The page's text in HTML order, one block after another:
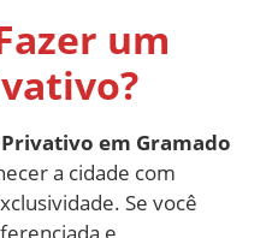
um
em Gramado
a cidade com
Se você